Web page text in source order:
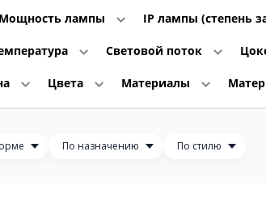
Мощность лампы IP лампы (степень
Световой поток
Цвета Материалы
По назначению По стилю